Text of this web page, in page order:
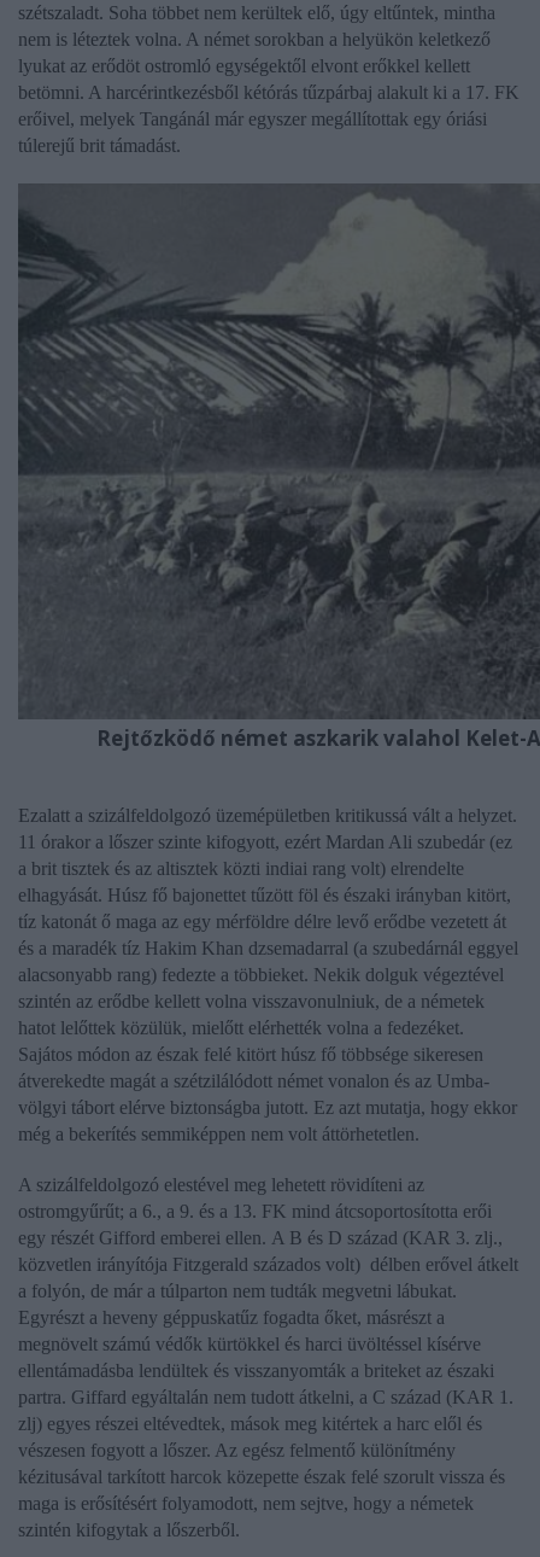
szétszaladt. Soha többet nem kerültek elő, úgy eltűntek, mintha
nem is léteztek volna. A német sorokban a helyükön keletkező
lyukat az erődöt ostromló egységektől elvont erőkkel kellett
betömni. A harcérintkezésből kétórás tűzpárbaj alakult ki a 17. FK
erőivel, melyek Tangánál már egyszer megállítottak egy óriási
túlerejű brit támadást.
Rejtőzködő német aszkarik valahol Kelet-
Ezalatt a szizálfeldolgozó üzemépületben kritikussá vált a helyzet.
11 órakor a lőszer szinte kifogyott, ezért Mardan Ali szubedár (ez
a brit tisztek és az altisztek közti indiai rang volt) elrendelte
elhagyását. Húsz fő bajonettet tűzött föl és északi irányban kitört,
tíz katonát ő maga az egy mérföldre délre levő erődbe vezetett át
és a maradék tíz Hakim Khan dzsemadarral (a szubedárnál eggyel
alacsonyabb rang) fedezte a többieket. Nekik dolguk végeztével
szintén az erődbe kellett volna visszavonulniuk, de a németek
hatot lelőttek közülük, mielőtt elérhették volna a fedezéket.
Sajátos módon az észak felé kitört húsz fő többsége sikeresen
átverekedte magát a szétzilálódott német vonalon és az Umba-
völgyi tábort elérve biztonságba jutott. Ez azt mutatja, hogy ekkor
még a bekerítés semmiképpen nem volt áttörhetetlen.
A szizálfeldolgozó elestével meg lehetett rövidíteni az
ostromgyűrűt; a 6., a 9. és a 13. FK mind átcsoportosította erői
egy részét Gifford emberei ellen. A B és D század (KAR 3. zlj.,
közvetlen irányítója Fitzgerald százados volt) délben erővel átkelt
a folyón, de már a túlparton nem tudták megvetni lábukat.
Egyrészt a heveny géppuskatűz fogadta őket, másrészt a
megnövelt számú védők kürtökkel és harci üvöltéssel kísérve
ellentámadásba lendültek és visszanyomták a briteket az északi
partra. Giffard egyáltalán nem tudott átkelni, a C század (KAR 1.
zlj) egyes részei eltévedtek, mások meg kitértek a harc elől és
vészesen fogyott a lőszer. Az egész felmentő különítmény
kézitusával tarkított harcok közepette észak felé szorult vissza és
maga is erősítésért folyamodott, nem sejtve, hogy a németek
szintén kifogytak a lőszerből.